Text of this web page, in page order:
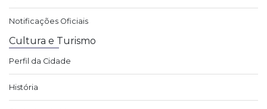
Notificações Oficiais
Cultura e Turismo
Perfil da Cidade
História